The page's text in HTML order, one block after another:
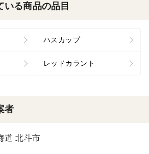
いる商品の品目
ハスカップ
レッドカラント
者
道 北斗市